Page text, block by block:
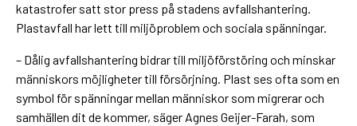
katastrofer satt stor press på stadens avfallshantering.
Plastavfall har lett till miljöproblem och sociala spänningar.
– Dålig avfallshantering bidrar till miljöförstöring och minskar
människors möjligheter till försörjning. Plast ses ofta som en
symbol för spänningar mellan människor som migrerar och
samhällen dit de kommer, säger Agnes Geijer-Farah, som